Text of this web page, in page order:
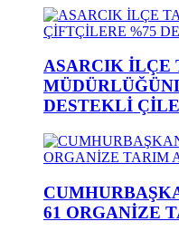
ASARCIK İLÇE
DESTEKLİ
61 ORGANİZE